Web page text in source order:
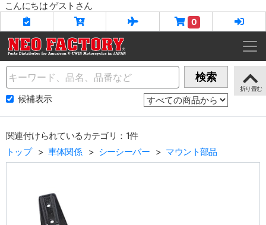
こんにちは ゲストさん
0
Name 検索
候補表示
関連付けられているカテゴリ：1件
トップ
車体関係 シーシーバー マウント部品